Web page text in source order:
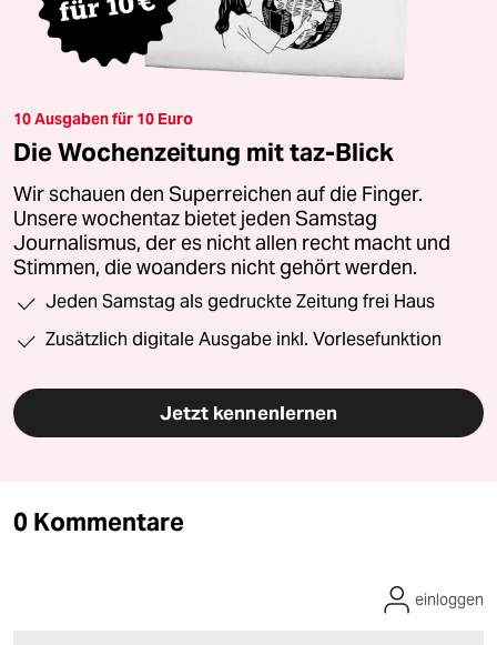
10 Ausgaben für 10 Euro
Die Wochenzeitung mit taz-Blick
Wir schauen den Superreichen auf die Finger.
Unsere wochentaz bietet jeden Samstag
Journalismus, der es nicht allen recht macht und
Stimmen, die woanders nicht gehört werden.
Jeden Samstag als gedruckte Zeitung frei Haus
Zusätzlich digitale Ausgabe inkl. Vorlesefunktion
Jetzt kennenlernen
0 Kommentare
einloggen